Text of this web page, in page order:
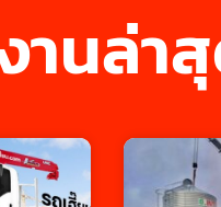
นล่า